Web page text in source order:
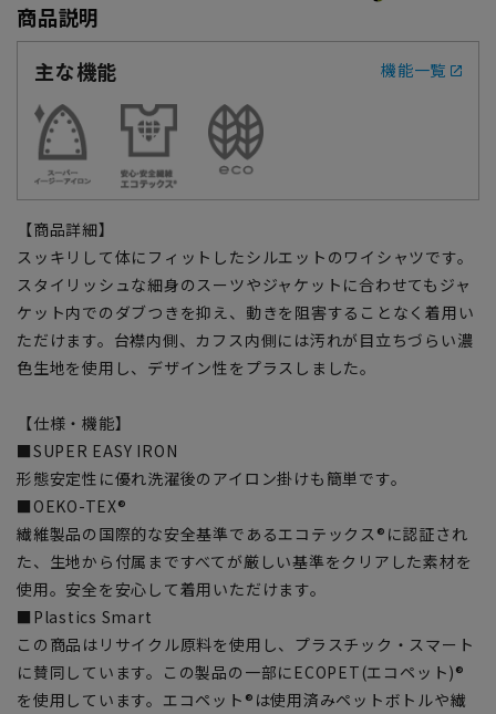
商品説明
主な機能
機能一覧
【商品詳細】
スッキリして体にフィットしたシルエットのワイシャツです。
スタイリッシュな細身のスーツやジャケットに合わせてもジャ
ケット内でのダブつきを抑え、動きを阻害することなく着用い
ただけます。台襟内側、カフス内側には汚れが目立ちづらい濃
色生地を使用し、デザイン性をプラスしました。
【仕様・機能】
■SUPER EASY IRON
形態安定性に優れ洗濯後のアイロン掛けも簡単です。
■OEKO-TEX®
繊維製品の国際的な安全基準であるエコテックス®に認証され
た、生地から付属まですべてが厳しい基準をクリアした素材を
使用。安全を安心して着用いただけます。
■Plastics Smart
この商品はリサイクル原料を使用し、プラスチック・スマート
に賛同しています。この製品の一部にECOPET(エコペット)®
を使用しています。エコペット®は使用済みペットボトルや繊